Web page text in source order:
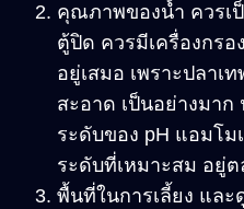
คุณภาพของน้ำ ควรเ
ตู้ปิด ควรมีเครื่องกร
อยู่เสมอ เพราะปลาเ
สะอาด เป็นอย่างมา
ระดับของ pH แอมโม
ระดับที่เหมาะสม อยู่ต
พื้นที่ในการเลี้ยง แล